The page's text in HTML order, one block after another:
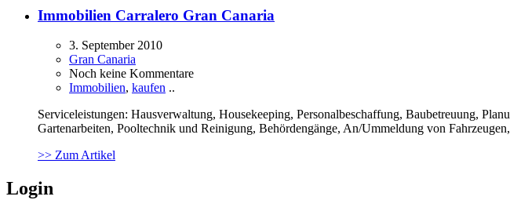
Immobilien Carralero Gran Canaria
3. September 2010
Gran Canaria
Noch keine Kommentare
Immobilien, kaufen ..
Serviceleistungen: Hausverwaltung, Housekeeping, Personalbeschaffung, Baubetreuung,
Gartenarbeiten, Pooltechnik und Reinigung, Behördengänge, An/Ummeldung von
>> Zum Artikel
Login